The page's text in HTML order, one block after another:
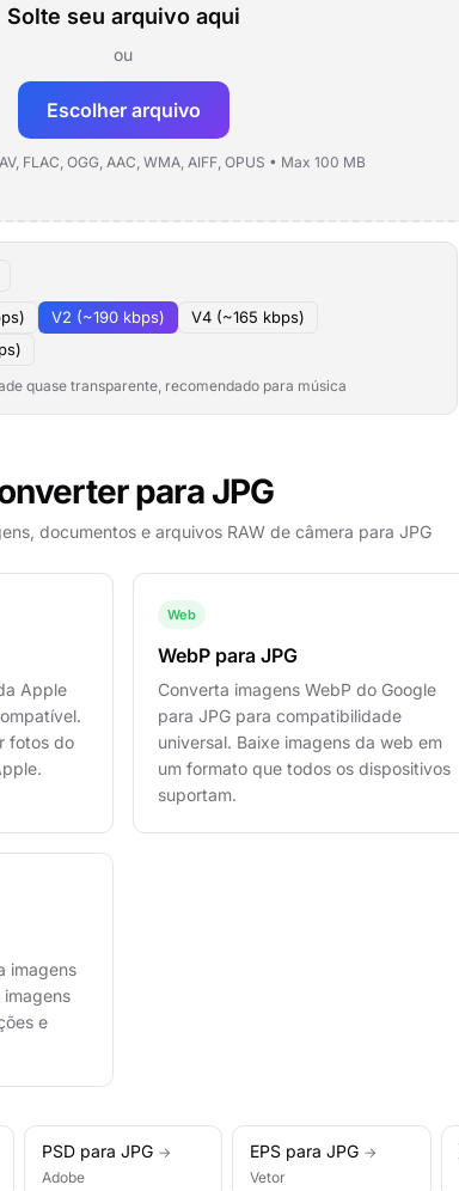
Solte seu arquivo aqui
ou
Escolher arquivo
FLAC, OGG, AAC, WMA, AIFF, OPUS • Max 100 MB
V2 (~190 kbps)
V4 (~165 kbps)
quase transparente, recomendado para música
para JPG
documentos e arquivos RAW de câmera para JPG
Apple
fotos do
Web
WebP para JPG
Converta imagens WebP do Google
para JPG para compatibilidade
universal. Baixe imagens da web em
um formato que todos os dispositivos
suportam.
imagens
imagens
e
PSD para JPG →
Adobe
EPS para JPG →
Vetor